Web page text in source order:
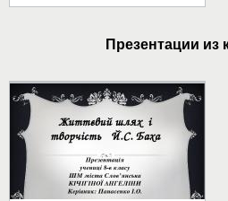
Презентации из